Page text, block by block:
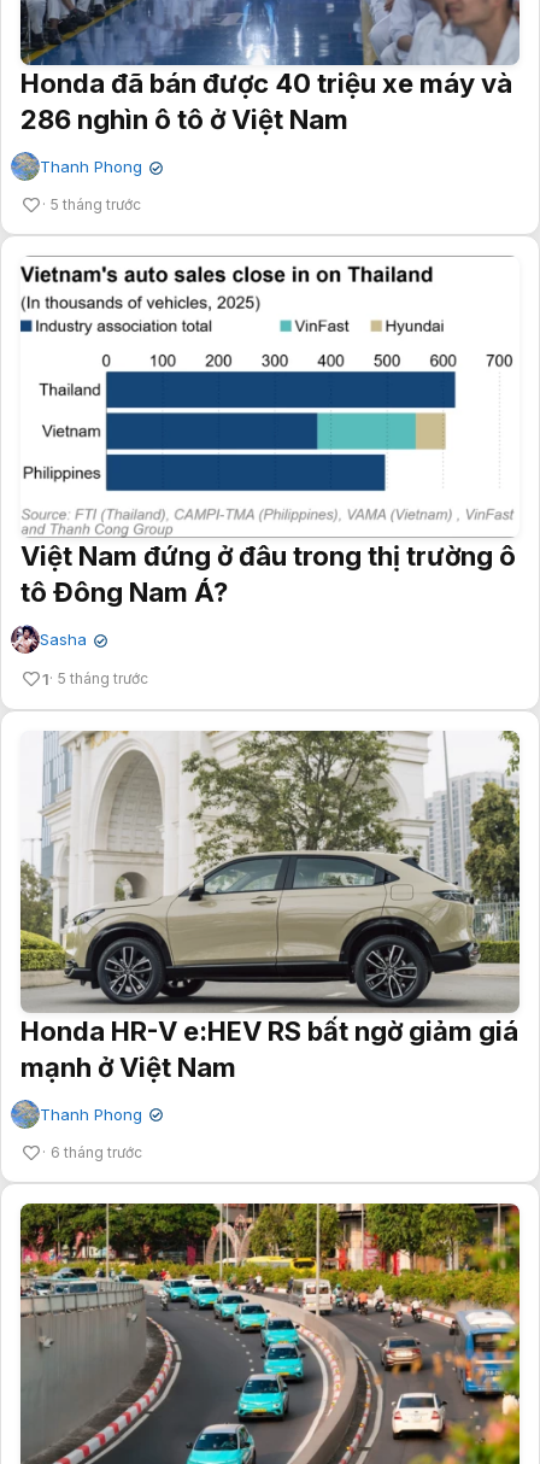
Honda đã bán được 40 triệu xe máy và
286 nghìn ô tô ở Việt Nam
Thanh Phong ✔
5 tháng trước
Việt Nam đứng ở đâu trong thị trường ô
tô Đông Nam Á?
Sasha ✔
1 5 tháng trước
Honda HR-V e:HEV RS bất ngờ giảm giá
mạnh ở Việt Nam
Thanh Phong ✔
6 tháng trước